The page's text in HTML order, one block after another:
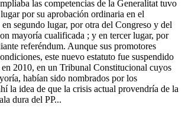
las competencias de la Generalitat tuvo
por su aprobación ordinaria en el
segundo lugar, por otra del Congreso y del
mayoría cualificada ; y en tercer lugar, por
referéndum. Aunque sus promotores
este nuevo estatuto fue suspendido
2010, en un Tribunal Constitucional cuyos
habían sido nombrados por los
la idea de que la crisis actual provendría de la
dura del PP...